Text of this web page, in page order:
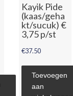
Kayik Pide
(kaas/geha
kt/sucuk) €
3,75 p/st
€37.50
Toevoegen
aan